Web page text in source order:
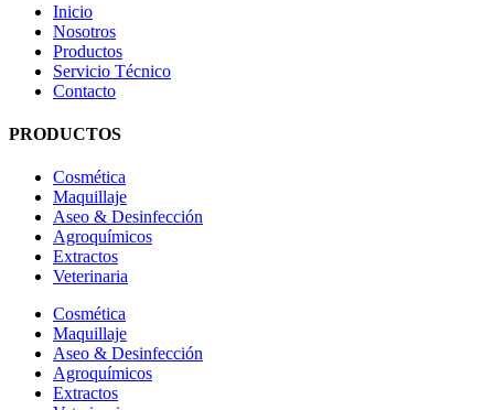
Inicio
Nosotros
Productos
Servicio Técnico
Contacto
PRODUCTOS
Cosmética
Maquillaje
Aseo & Desinfección
Agroquímicos
Extractos
Veterinaria
Cosmética
Maquillaje
Aseo & Desinfección
Agroquímicos
Extractos